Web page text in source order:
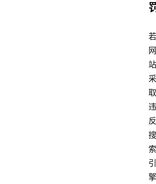
若
网
站
采
取
违
反
搜
索
引
擎